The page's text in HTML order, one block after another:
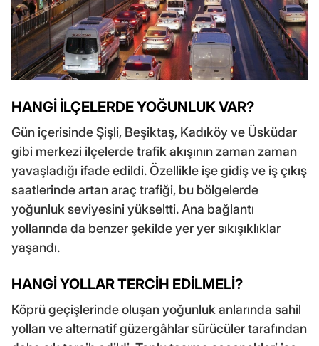
HANGİ İLÇELERDE YOĞUNLUK VAR?
Gün içerisinde Şişli, Beşiktaş, Kadıköy ve Üsküdar
gibi merkezi ilçelerde trafik akışının zaman zaman
yavaşladığı ifade edildi. Özellikle işe gidiş ve iş çıkış
saatlerinde artan araç trafiği, bu bölgelerde
yoğunluk seviyesini yükseltti. Ana bağlantı
yollarında da benzer şekilde yer yer sıkışıklıklar
yaşandı.
HANGİ YOLLAR TERCİH EDİLMELİ?
Köprü geçişlerinde oluşan yoğunluk anlarında sahil
yolları ve alternatif güzergâhlar sürücüler tarafından